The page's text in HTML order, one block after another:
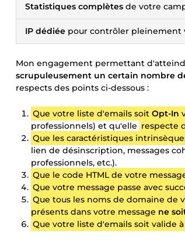
Statistiques complètes de votre
IP dédiée pour contrôler
Mon engagement permettant
scrupuleusement un certain nombre
respects des points ci-dessous :
Que votre liste d'emails soit Opt-In
professionnels) et qu'elle respecte
Que les caractéristiques
lien de désinscription, messages
professionnels, etc.).
Que le code HTML de votre
Que votre message passe avec
Que tous les noms de domaine de
présents dans votre message ne
Que votre liste d'emails soit valide à